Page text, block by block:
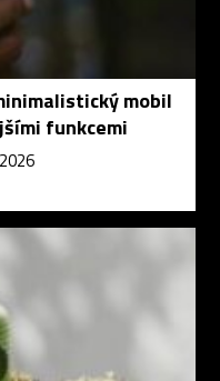
mobil
funkcemi